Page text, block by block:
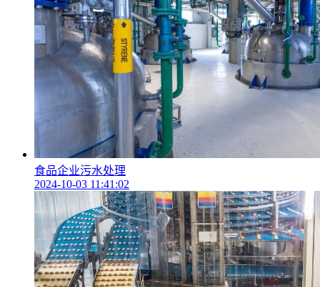
食品企业污水处理
2024-10-03 11:41:02